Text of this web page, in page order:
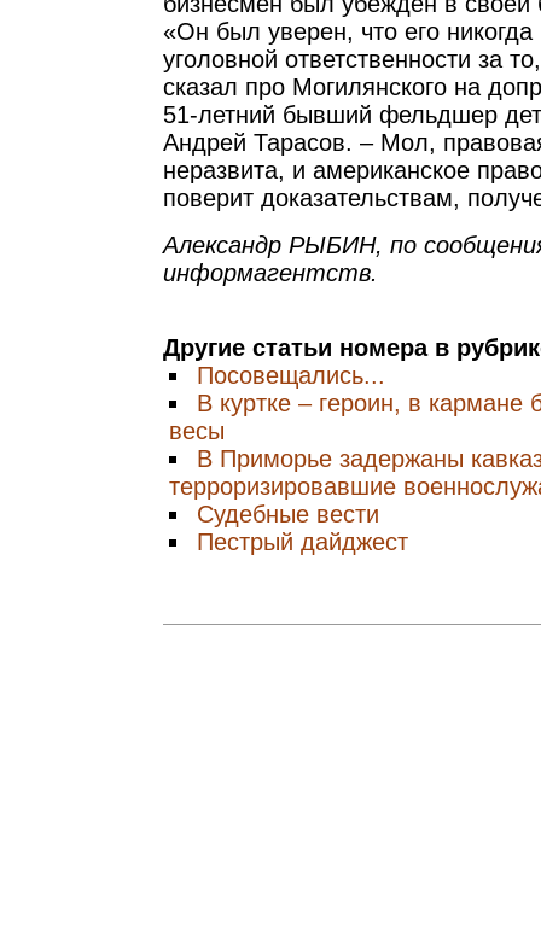
«Он был уверен, что его никогда
уголовной ответственности за
сказал про Могилянского на
51-летний бывший фельдшер
Андрей Тарасов. – Мол,
неразвита, и американское
поверит доказательствам,
Александр РЫБИН, по
информагентств.
Другие статьи номера в
Посовещались...
В куртке – героин, в кармане
весы
В Приморье задержаны
терроризировавшие
Судебные вести
Пестрый дайджест